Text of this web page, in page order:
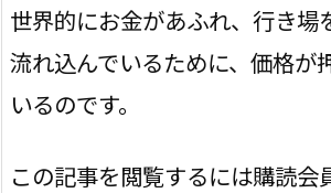
世界的にお金があふれ、行き場
流れ込んでいるために、価格が
いるのです。
この記事を閲覧するには購読会